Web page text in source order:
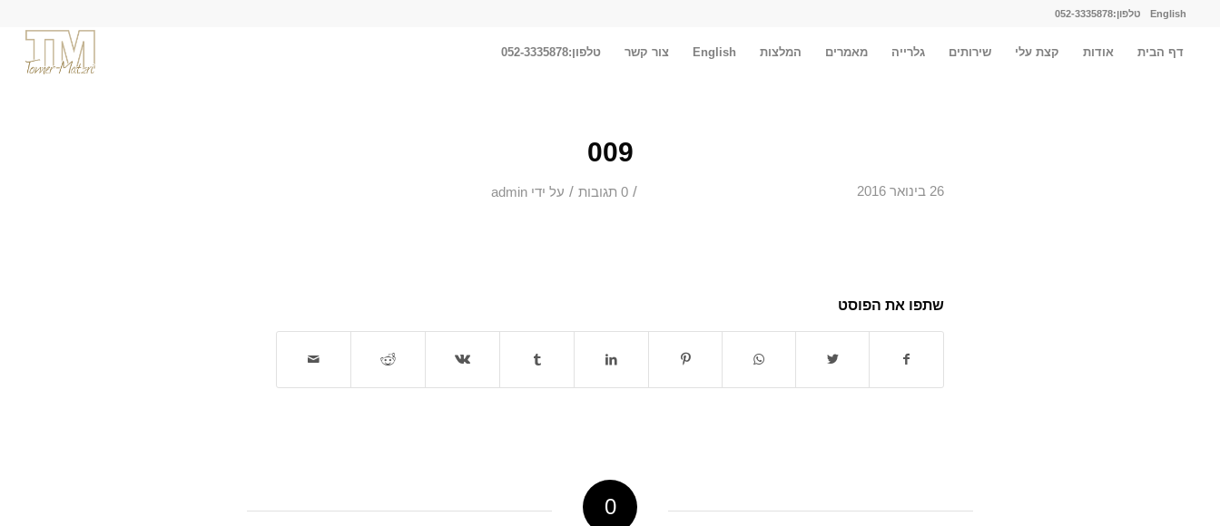
English טלפון:052-3335878
דף הבית אודות קצת עלי שירותים גלרייה מאמרים המלצות English צור קשר טלפון:052-3335878
009
26 בינואר 2016 / 0 תגובות / על ידי admin
שתפו את הפוסט
0